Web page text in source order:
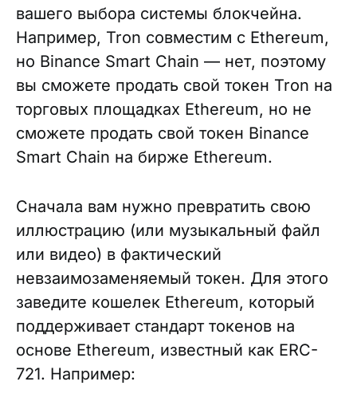
вашего выбора системы блокчейна.
Например, Tron совместим с Ethereum,
но Binance Smart Chain — нет, поэтому
вы сможете продать свой токен Tron на
торговых площадках Ethereum, но не
сможете продать свой токен Binance
Smart Chain на бирже Ethereum.
Сначала вам нужно превратить свою
иллюстрацию (или музыкальный файл
или видео) в фактический
невзаимозаменяемый токен. Для этого
заведите кошелек Ethereum, который
поддерживает стандарт токенов на
основе Ethereum, известный как ERC-
721. Например: